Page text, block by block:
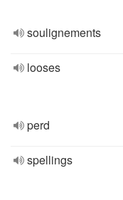
soulignements
looses
perd
spellings